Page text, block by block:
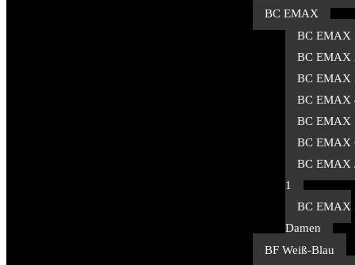
BC EMAX
BC EMAX
BC EMAX
BC EMAX
BC EMAX
BC EMAX
BC EMAX
BC EMAX
1
BC EMAX
Damen
BF Weiß-Blau